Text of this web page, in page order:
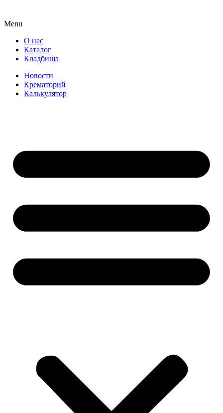
Menu
О нас
Каталог
Кладбища
Новости
Крематорий
Калькулятор